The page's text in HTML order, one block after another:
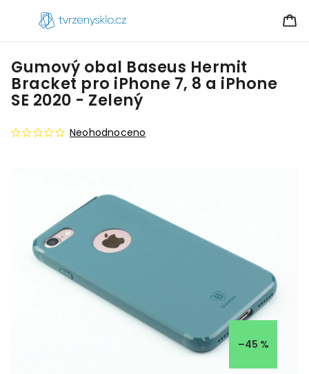
Gumový obal Baseus Hermit
Bracket pro iPhone 7, 8 a iPhone
SE 2020 - Zelený
Neohodnoceno
–45 %